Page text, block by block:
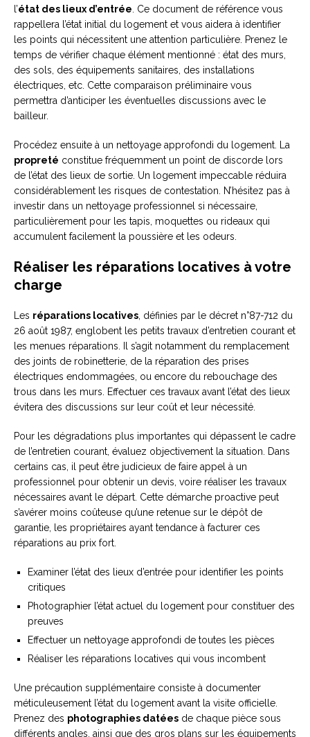
l’état des lieux d’entrée. Ce document de référence vous
rappellera l’état initial du logement et vous aidera à identifier
les points qui nécessitent une attention particulière. Prenez le
temps de vérifier chaque élément mentionné : état des murs,
des sols, des équipements sanitaires, des installations
électriques, etc. Cette comparaison préliminaire vous
permettra d’anticiper les éventuelles discussions avec le
bailleur.
Procédez ensuite à un nettoyage approfondi du logement. La
propreté constitue fréquemment un point de discorde lors
de l’état des lieux de sortie. Un logement impeccable réduira
considérablement les risques de contestation. N’hésitez pas à
investir dans un nettoyage professionnel si nécessaire,
particulièrement pour les tapis, moquettes ou rideaux qui
accumulent facilement la poussière et les odeurs.
Réaliser les réparations locatives à votre
charge
Les réparations locatives, définies par le décret n°87-712 du
26 août 1987, englobent les petits travaux d’entretien courant et
les menues réparations. Il s’agit notamment du remplacement
des joints de robinetterie, de la réparation des prises
électriques endommagées, ou encore du rebouchage des
trous dans les murs. Effectuer ces travaux avant l’état des lieux
évitera des discussions sur leur coût et leur nécessité.
Pour les dégradations plus importantes qui dépassent le cadre
de l’entretien courant, évaluez objectivement la situation. Dans
certains cas, il peut être judicieux de faire appel à un
professionnel pour obtenir un devis, voire réaliser les travaux
nécessaires avant le départ. Cette démarche proactive peut
s’avérer moins coûteuse qu’une retenue sur le dépôt de
garantie, les propriétaires ayant tendance à facturer ces
réparations au prix fort.
Examiner l’état des lieux d’entrée pour identifier les points
critiques
Photographier l’état actuel du logement pour constituer des
preuves
Effectuer un nettoyage approfondi de toutes les pièces
Réaliser les réparations locatives qui vous incombent
Une précaution supplémentaire consiste à documenter
méticuleusement l’état du logement avant la visite officielle.
Prenez des photographies datées de chaque pièce sous
différents angles, ainsi que des gros plans sur les équipements